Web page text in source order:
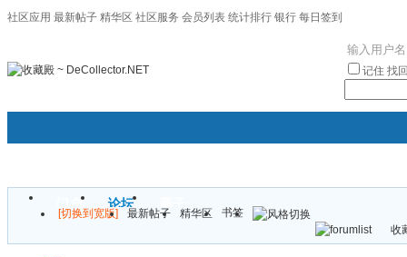
社区应用 最新帖子 精华区 社区服务 会员列表 统计排行 银行 每日签到
记住 找
门户 论坛
[切换到宽版] 最新帖子 精华区
书签
收